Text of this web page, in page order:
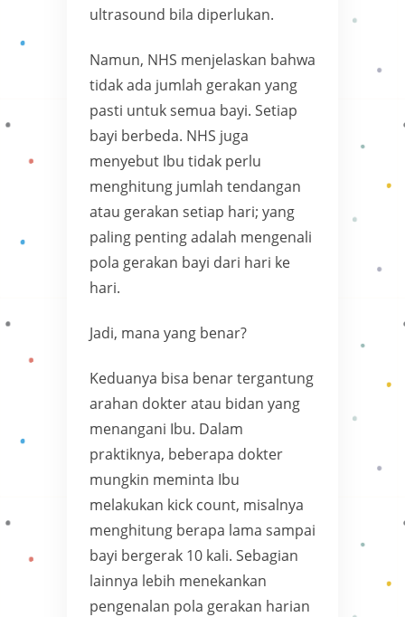
ultrasound bila diperlukan.
Namun, NHS menjelaskan bahwa
tidak ada jumlah gerakan yang
pasti untuk semua bayi. Setiap
bayi berbeda. NHS juga
menyebut Ibu tidak perlu
menghitung jumlah tendangan
atau gerakan setiap hari; yang
paling penting adalah mengenali
pola gerakan bayi dari hari ke
hari.
Jadi, mana yang benar?
Keduanya bisa benar tergantung
arahan dokter atau bidan yang
menangani Ibu. Dalam
praktiknya, beberapa dokter
mungkin meminta Ibu
melakukan kick count, misalnya
menghitung berapa lama sampai
bayi bergerak 10 kali. Sebagian
lainnya lebih menekankan
pengenalan pola gerakan harian